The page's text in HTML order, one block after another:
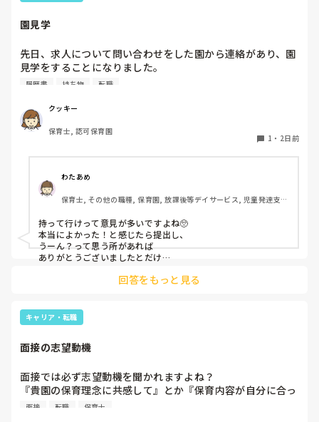
園見学
先日、求人について問い合わせをした園から連絡があり、園
見学をすることになりました。
私としては求人に応募したという認識ですが、『園見学をご
問しましたが、見学なので特にありませんとのこと
このような場合は本当に見学だけで終了なのでしょうか？
でしょうか？
履歴書 持ち物 転職
クッキー
保育士, 認可保育園
1 ・ 2日前
わたあめ
保育士, その他の職種, 保育園, 放課後等デイサービス, 児童発達支援
持って行けって意見が多いですよね🥺
本当によかった！と感じたら提出し、
うーん？って思う所があれば
ありがとうございましたとだけ
回答をもっと見る
キャリア・転職
面接の志望動機
面接では必ず志望動機を聞かれますよね？
『貴園の保育理念に共感して』とか『保育内容が自分に合っ
てると思いました』等々が多いかと思いますが、実際はどう
面接 転職 保育士